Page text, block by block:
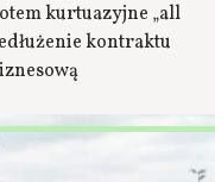
kurtuazyjne „all
kontraktu